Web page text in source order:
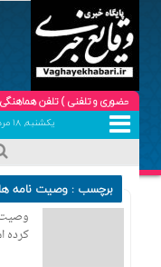
تلفنی ) تلفن هماهنگی و تعیین
یکشنبه, ۱۸ مرداد , ۱۴۰۵ برابر با 25 صفر 1448 - Sunday, 9 August , 2026
برچسب : وصیت نامه
وصیت
کرده